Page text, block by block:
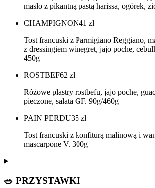
masło z pikantną pastą harissa, ogórek,
CHAMPIGNON41 zł
Tost francuski z Parmigiano Reggiano,
z dressingiem winegret, jajo poche,
450g
ROSTBEF62 zł
Różowe plastry rostbefu, jajo poche,
pieczone, sałata GF. 90g/460g
PAIN PERDU35 zł
Tost francuski z konfiturą malinową i
mascarpone V. 300g
🥗 PRZYSTAWKI